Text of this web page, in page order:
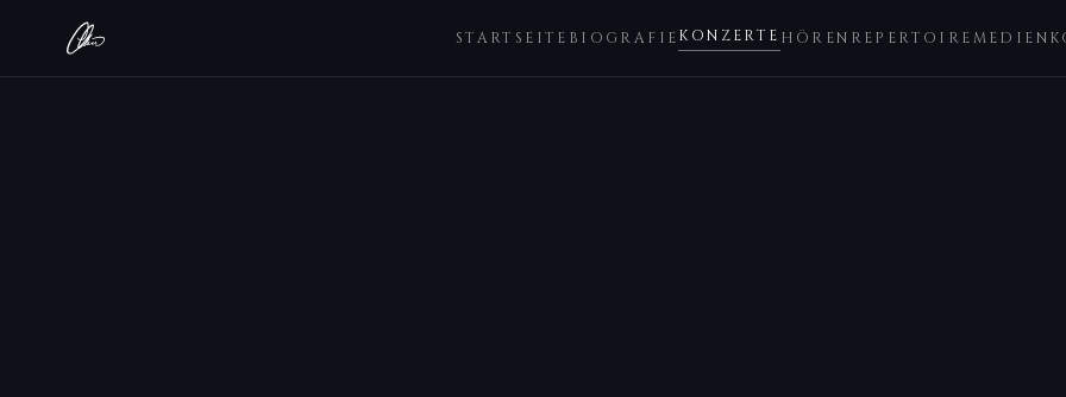
STARTSEITE BIOGRAFIEKONZERTE HÖREN REPERTOIREMEDIEN